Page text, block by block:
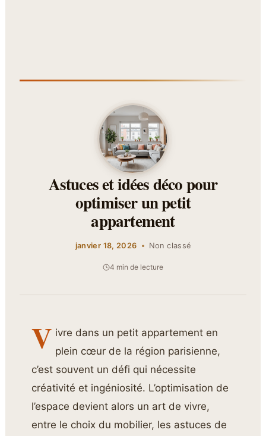
Astuces et idées déco pour
optimiser un petit
appartement
janvier 18, 2026 Non classé
4 min de lecture
V ivre dans un petit appartement en
plein cœur de la région parisienne,
c’est souvent un défi qui nécessite
créativité et ingéniosité. L’optimisation de
l’espace devient alors un art de vivre,
entre le choix du mobilier, les astuces de